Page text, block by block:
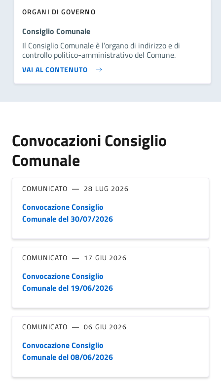
ORGANI DI GOVERNO
Consiglio Comunale
Il Consiglio Comunale è l’organo di indirizzo e di
controllo politico-amministrativo del Comune.
VAI AL CONTENUTO
Convocazioni Consiglio
Comunale
COMUNICATO 28 LUG 2026
Convocazione Consiglio
Comunale del 30/07/2026
COMUNICATO 17 GIU 2026
Convocazione Consiglio
Comunale del 19/06/2026
COMUNICATO 06 GIU 2026
Convocazione Consiglio
Comunale del 08/06/2026